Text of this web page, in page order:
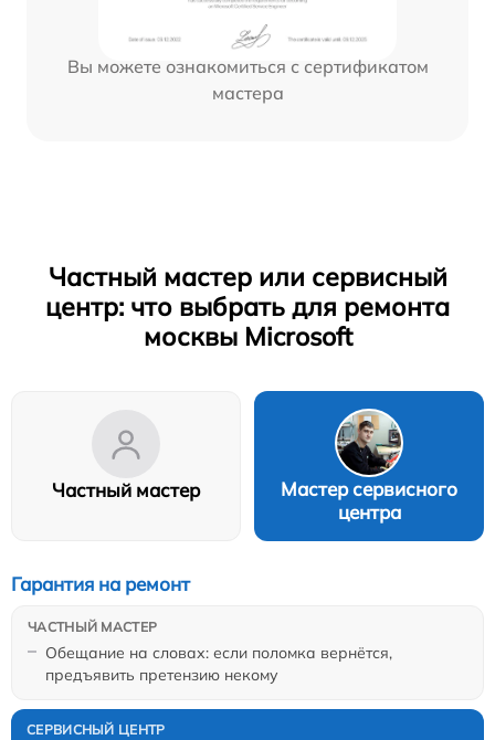
Вы можете ознакомиться с сертификатом
мастера
Частный мастер или сервисный
центр: что выбрать для ремонта
москвы Microsoft
Частный мастер
Мастер сервисного
центра
Обещание на словах: если поломка вернётся,
предъявить претензию некому
Гарантия на ремонт